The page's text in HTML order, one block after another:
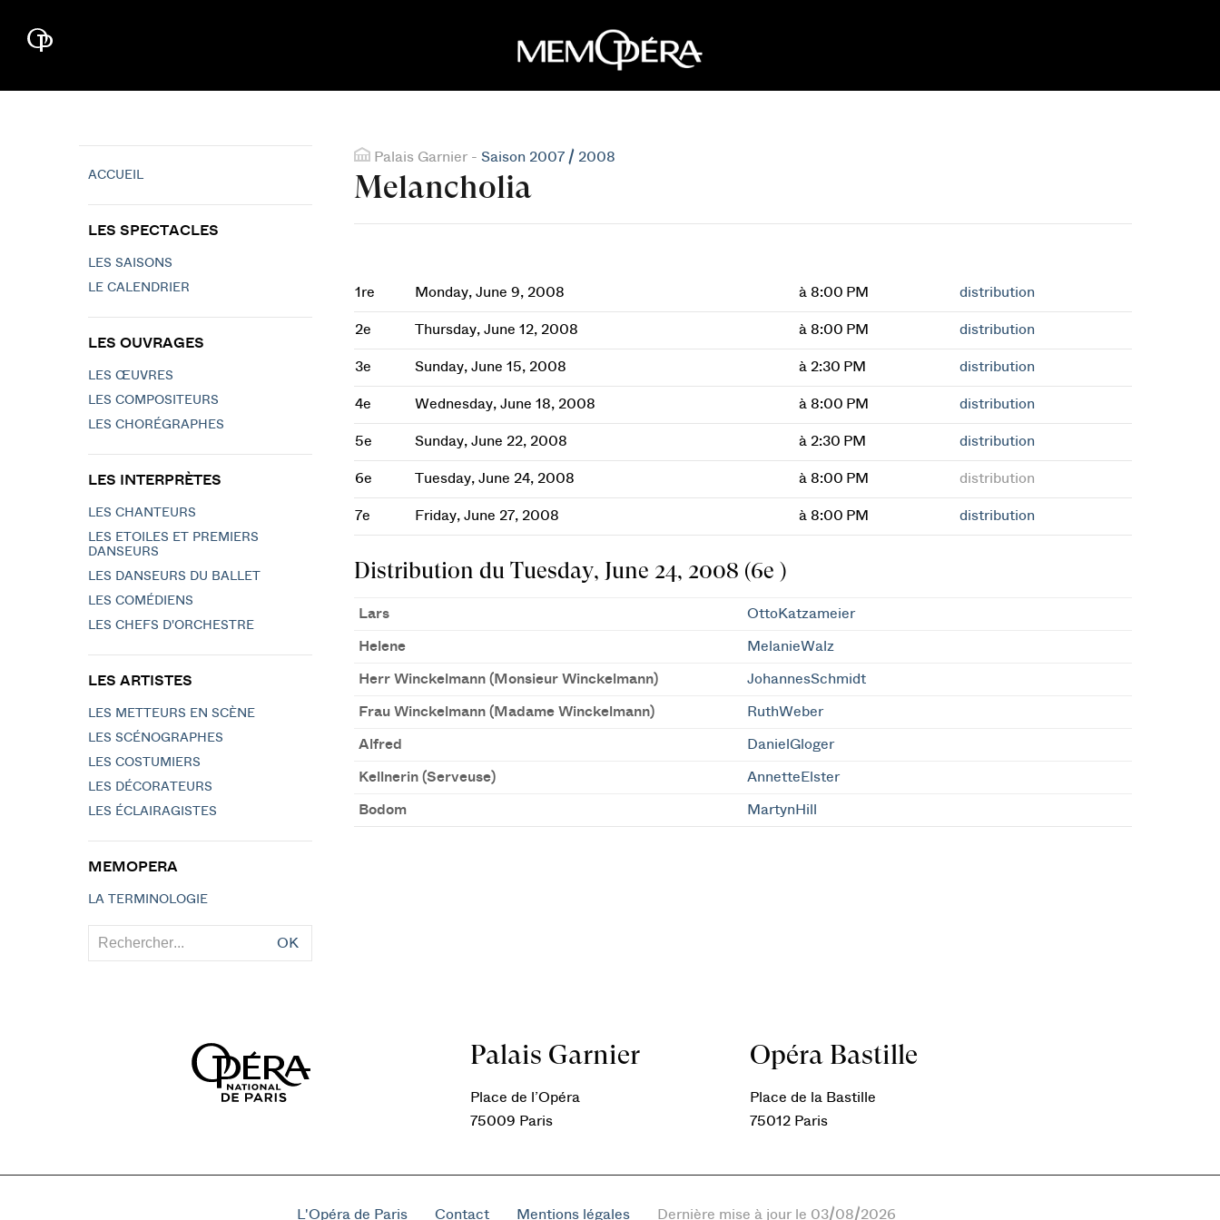
Palais Garnier - Saison 2007 / 2008
Melancholia
1re Monday, June 9, 2008 à 8:00 PM distribution
2e Thursday, June 12, 2008 à 8:00 PM distribution
3e Sunday, June 15, 2008 à 2:30 PM distribution
4e Wednesday, June 18, 2008 à 8:00 PM distribution
5e Sunday, June 22, 2008 à 2:30 PM distribution
6e Tuesday, June 24, 2008 à 8:00 PM distribution
7e Friday, June 27, 2008 à 8:00 PM distribution
Distribution du Tuesday, June 24, 2008 (6e )
Lars OttoKatzameier
Helene MelanieWalz
Herr Winckelmann (Monsieur Winckelmann) JohannesSchmidt
Frau Winckelmann (Madame Winckelmann) RuthWeber
Alfred DanielGloger
Kellnerin (Serveuse) AnnetteElster
Bodom MartynHill
ACCUEIL
LES SPECTACLES
LES SAISONS
LE CALENDRIER
LES OUVRAGES
LES ŒUVRES
LES COMPOSITEURS
LES CHORÉGRAPHES
LES INTERPRÈTES
LES CHANTEURS
LES ETOILES ET PREMIERS
DANSEURS
LES DANSEURS DU BALLET
LES COMÉDIENS
LES CHEFS D'ORCHESTRE
LES ARTISTES
LES METTEURS EN SCÈNE
LES SCÉNOGRAPHES
LES COSTUMIERS
LES DÉCORATEURS
LES ÉCLAIRAGISTES
MEMOPERA
LA TERMINOLOGIE
OK
Palais Garnier
Place de l’Opéra
75009 Paris
Opéra Bastille
Place de la Bastille
75012 Paris
L'Opéra de Paris Contact Mentions légales Dernière mise à jour le 03/08/2026